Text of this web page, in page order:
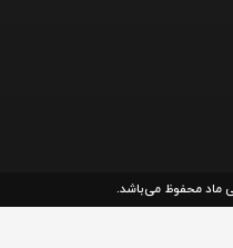
ماد محفوظ می‌باشد.